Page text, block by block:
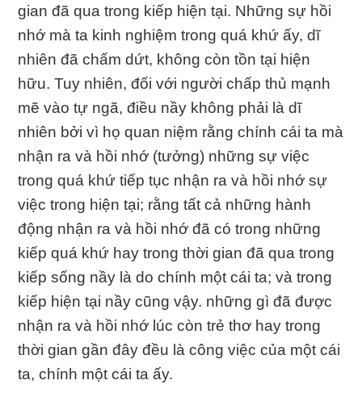
gian đã qua trong kiếp hiện tại. Những sự hồi
nhớ mà ta kinh nghiệm trong quá khứ ấy, dĩ
nhiên đã chấm dứt, không còn tồn tại hiện
hữu. Tuy nhiên, đối với người chấp thủ mạnh
mẽ vào tự ngã, điều nầy không phải là dĩ
nhiên bởi vì họ quan niệm rằng chính cái ta mà
nhận ra và hồi nhớ (tưởng) những sự việc
trong quá khứ tiếp tục nhận ra và hồi nhớ sự
việc trong hiện tại; rằng tất cả những hành
động nhận ra và hồi nhớ đã có trong những
kiếp quá khứ hay trong thời gian đã qua trong
kiếp sống nầy là do chính một cái ta; và trong
kiếp hiện tại nầy cũng vậy. những gì đã được
nhận ra và hồi nhớ lúc còn trẻ thơ hay trong
thời gian gần đây đều là công việc của một cái
ta, chính một cái ta ấy.